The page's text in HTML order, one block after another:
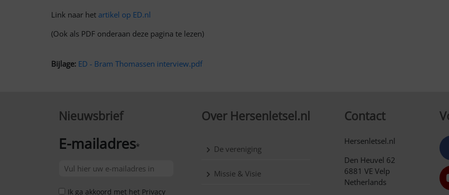
Link naar het artikel op ED.nl
(Ook als PDF onderaan deze pagina te lezen)
Bijlage: ED - Bram Thomassen interview.pdf
Nieuwsbrief
E-mailadres*
Ik ga akkoord met het Privacy
Over Hersenletsel.nl
De vereniging
Missie & Visie
Contact
Hersenletsel.nl
Den Heuvel 62
6881 VE Velp
Netherlands